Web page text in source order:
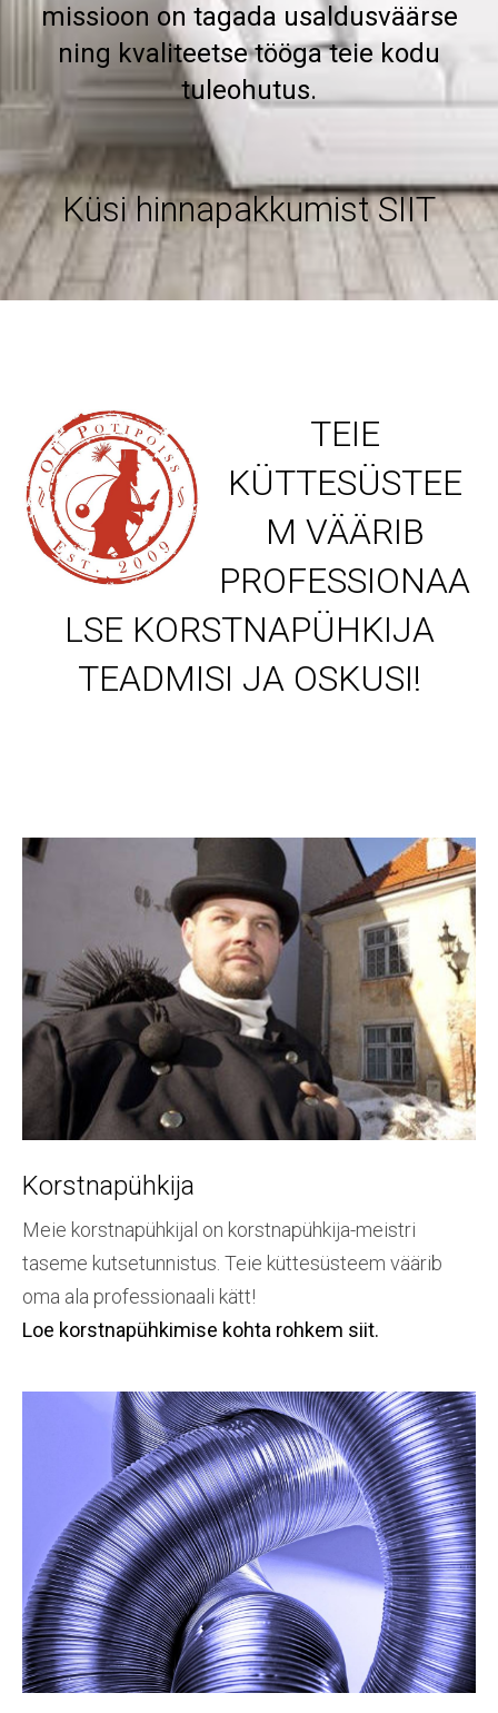
missioon on tagada usaldusväärse
ning kvaliteetse tööga teie kodu
tuleohutus.
Küsi hinnapakkumist SIIT
TEIE
KÜTTESÜSTEE
M VÄÄRIB
PROFESSIONAA
LSE KORSTNAPÜHKIJA
TEADMISI JA OSKUSI!
Korstnapühkija
Meie korstnapühkijal on korstnapühkija-meistri
taseme kutsetunnistus. Teie küttesüsteem väärib
oma ala professionaali kätt!
Loe korstnapühkimise kohta rohkem siit.